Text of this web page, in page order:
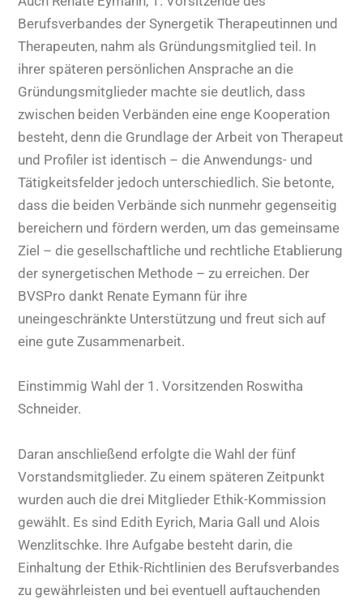
Berufsverbandes der Synergetik Therapeutinnen und
Therapeuten, nahm als Gründungsmitglied teil. In
ihrer späteren persönlichen Ansprache an die
Gründungsmitglieder machte sie deutlich, dass
zwischen beiden Verbänden eine enge Kooperation
besteht, denn die Grundlage der Arbeit von Therapeut
und Profiler ist identisch – die Anwendungs- und
Tätigkeitsfelder jedoch unterschiedlich. Sie betonte,
dass die beiden Verbände sich nunmehr gegenseitig
bereichern und fördern werden, um das gemeinsame
Ziel – die gesellschaftliche und rechtliche Etablierung
der synergetischen Methode – zu erreichen. Der
BVSPro dankt Renate Eymann für ihre
uneingeschränkte Unterstützung und freut sich auf
eine gute Zusammenarbeit.
Einstimmig Wahl der 1. Vorsitzenden Roswitha
Schneider.
Daran anschließend erfolgte die Wahl der fünf
Vorstandsmitglieder. Zu einem späteren Zeitpunkt
wurden auch die drei Mitglieder Ethik-Kommission
gewählt. Es sind Edith Eyrich, Maria Gall und Alois
Wenzlitschke. Ihre Aufgabe besteht darin, die
Einhaltung der Ethik-Richtlinien des Berufsverbandes
zu gewährleisten und bei eventuell auftauchenden